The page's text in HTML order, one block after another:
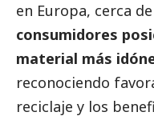
en Europa, cerca de
consumidores
material más
reconociendo
reciclaje y los